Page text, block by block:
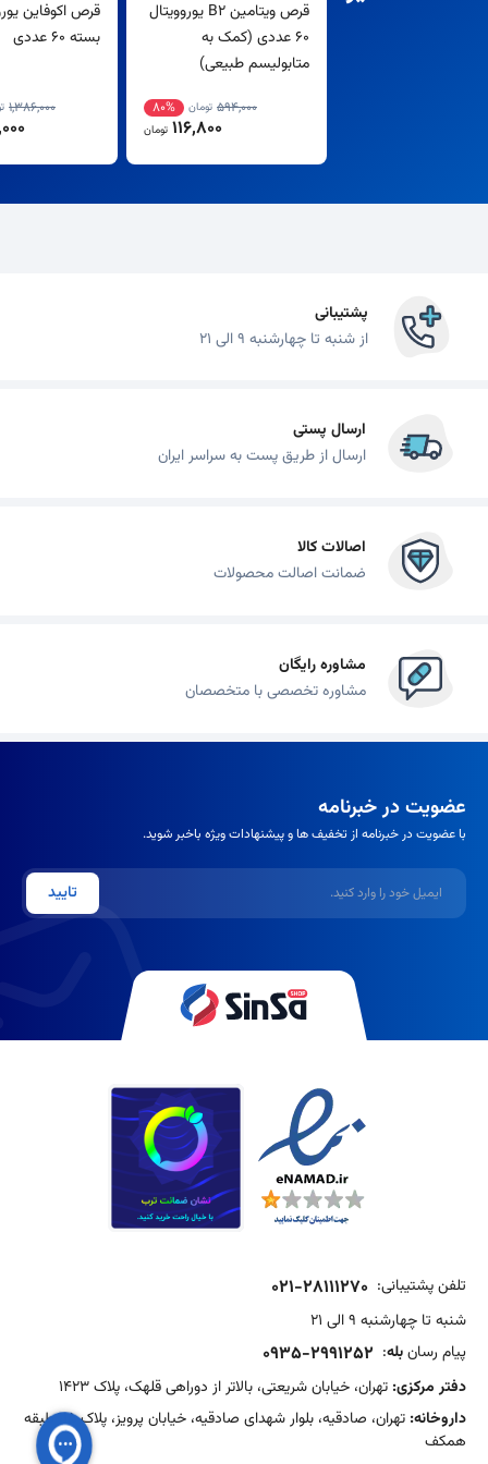
قرص ویتامین B2 یوروویتال
60 عددی (کمک به
متابولیسم طبیعی)
594,000 تومان 80%
116,800 تومان
قرص اکوفاین
بسته 60 عددی
1,386,000
پشتیبانی
از شنبه تا چهارشنبه 9 الی 21
ارسال پستی
ارسال از طریق پست به سراسر ایران
اصالات کالا
ضمانت اصالت محصولات
مشاوره رایگان
مشاوره تخصصی با متخصصان
عضویت در خبرنامه
با عضویت در خبرنامه از تخفیف ها و پیشنهادات ویژه باخبر شوید.
ایمیل
تایید
تلفن پشتیبانی: 021-28111270
شنبه تا چهارشنبه 9 الی 21
پیام رسانبله:
0935-2991252
دفتر مرکزی: تهران، خیابان شریعتی، بالاتر از دوراهی قلهک، پلاک 1423
داروخانه:
تهران، صادقیه، بلوار شهدای صادقیه، خیابان پرویز، پلاک 15، طبقه
همکف